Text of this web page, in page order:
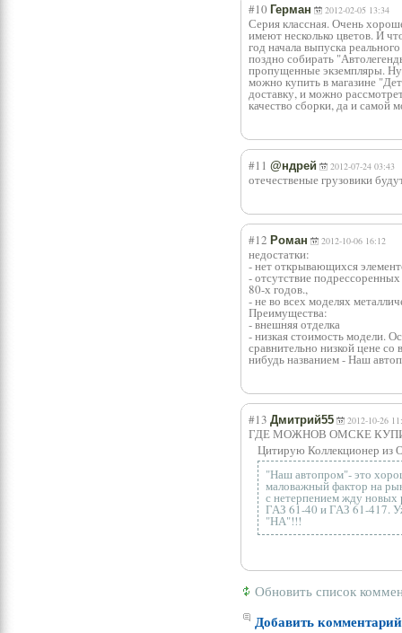
#10 Герман 2012-02-05 13:34
Серия классная. Очень
имеют несколько цветов. И
год начала выпуска
поздно собирать
пропущенные экземпляры.
можно купить в магазине
доставку, и можно
качество сборки, да и самой
#11 @ндрей 2012-07-24 03:43
отечественые грузовики
#12 Роман 2012-10-06 16:12
недостатки:
- нет открывающихся
- отсутствие
80-х годов.,
- не во всех моделях
Преимущества:
- внешняя отделка
- низкая стоимость модели.
сравнительно низкой цене
нибудь названием - Наш
#13 Дмитрий55 2012-10-26
ГДЕ МОЖНОВ ОМСКЕ
Цитирую Коллекционер из
"Наш автопром"- это
маловажный фактор на
с нетерпением жду новых
ГАЗ 61-40 и ГАЗ 61-417.
"НА"!!!
Обновить список
Добавить комментарий